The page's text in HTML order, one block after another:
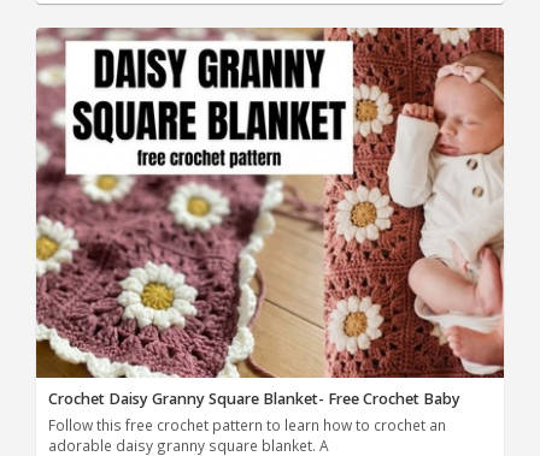
Crochet Daisy Granny Square Blanket- Free Crochet Baby
Follow this free crochet pattern to learn how to crochet an
adorable daisy granny square blanket. A